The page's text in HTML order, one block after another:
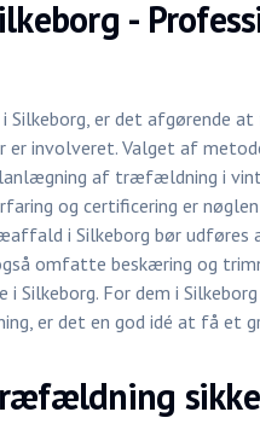
-
er det afgørende
er involveret. Valget af
af træfældning i
og certificering er
i Silkeborg bør
omfatte beskæring og
i Silkeborg. For dem i
er det en god idé at få et